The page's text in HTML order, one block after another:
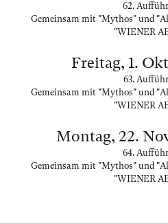
62.
Gemeinsam mit "Mythos" und
"WIENER
Freitag, 1.
63.
Gemeinsam mit "Mythos" und
"WIENER
Montag, 22.
64.
Gemeinsam mit "Mythos" und
"WIENER